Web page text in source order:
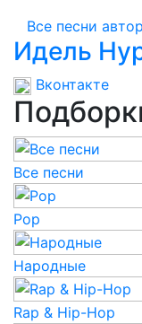
Все песни
Идель
Вконтакте
Все песни
Pop
Народные
Rap & Hip-Hop